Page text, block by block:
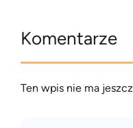
Komentarze
Ten wpis nie ma